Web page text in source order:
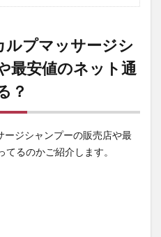
ルプマッサージシ
最安値のネット通
？
ージシャンプーの販売店や最
るのかご紹介します。